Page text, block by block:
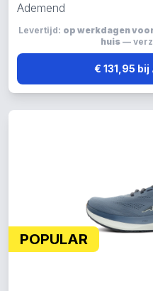
Ademend
Levertijd: op werkdagen
huis—
€ 131,95
POPULAR